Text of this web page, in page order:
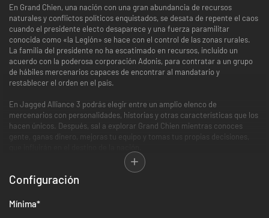
En Grand Chien, una nación con una gran abundancia de recursos
naturales y conflictos políticos enquistados, se desata de repente el caos
cuando el presidente electo desaparece y una fuerza paramilitar
conocida como «la Legión» se hace con el control de las zonas rurales.
La familia del presidente no ha escatimado en recursos, incluido un
acuerdo con la poderosa corporación Adonis, para contratar a un grupo
de hábiles mercenarios capaces de encontrar al mandatario y
restablecer el orden en el país.
En Jagged Alliance 3 podrás elegir entre un amplio elenco de
mercenarios con personalidades, historias y otras características que los
hacen únicos. Después, sal a explorar Grand Chien mientras conoces
gente, ganas dinero, mejoras tu equipo y tomas tus propias decisiones,
Disfruta de intensos combates estratégicos por turnos.
incluidos muchos de sobra conocidos y queridos por los fans.
Configuración
Mínima*